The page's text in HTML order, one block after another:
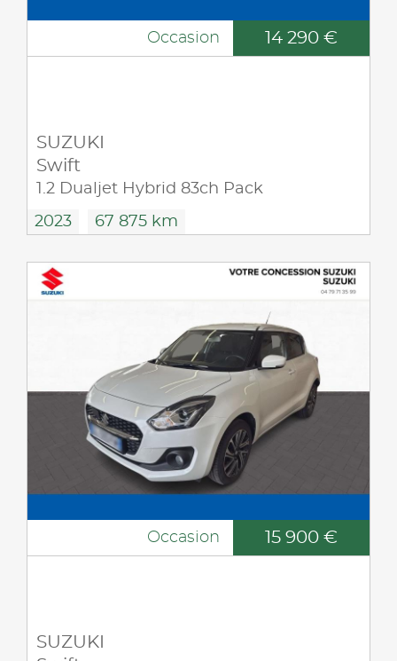
Occasion 14 290 €
SUZUKI
Swift
1.2 Dualjet Hybrid 83ch Pack
2023 67 875 km
Occasion 15 900 €
SUZUKI